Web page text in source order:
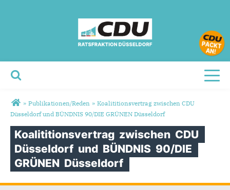
Sie sind hier
» Publikationen/Reden » Koalititionsvertrag zwischen CDU
Düsseldorf und BÜNDNIS 90/DIE GRÜNEN Düsseldorf
Koalititionsvertrag zwischen CDU
Düsseldorf und BÜNDNIS 90/DIE
GRÜNEN Düsseldorf